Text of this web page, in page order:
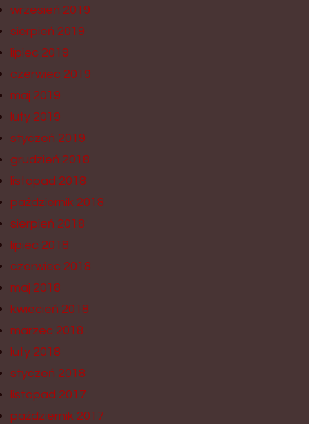
wrzesień 2019
sierpień 2019
lipiec 2019
czerwiec 2019
maj 2019
luty 2019
styczeń 2019
grudzień 2018
listopad 2018
październik 2018
sierpień 2018
lipiec 2018
czerwiec 2018
maj 2018
kwiecień 2018
marzec 2018
luty 2018
styczeń 2018
listopad 2017
październik 2017